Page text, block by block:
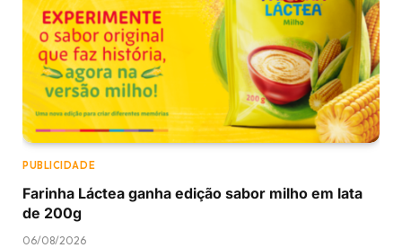
PUBLICIDADE
Farinha Láctea ganha edição sabor milho em lata
de 200g
06/08/2026